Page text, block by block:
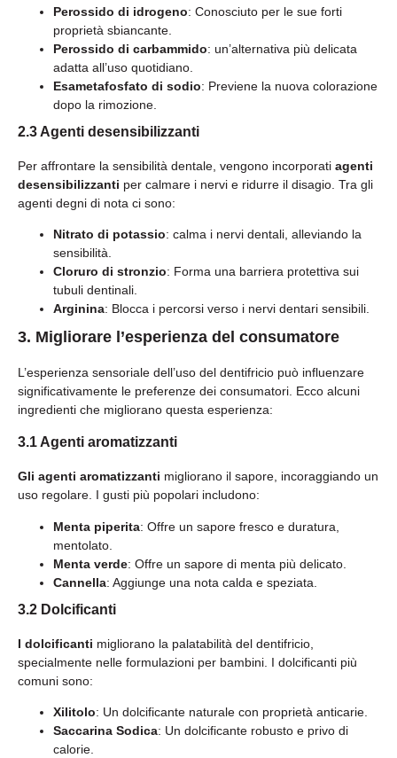
Perossido di idrogeno: Conosciuto per le sue forti
proprietà sbiancante.
Perossido di carbammido: un’alternativa più delicata
adatta all’uso quotidiano.
Esametafosfato di sodio: Previene la nuova colorazione
dopo la rimozione.
2.3 Agenti desensibilizzanti
Per affrontare la sensibilità dentale, vengono incorporati agenti
desensibilizzanti per calmare i nervi e ridurre il disagio. Tra gli
agenti degni di nota ci sono:
Nitrato di potassio: calma i nervi dentali, alleviando la
sensibilità.
Cloruro di stronzio: Forma una barriera protettiva sui
tubuli dentinali.
Arginina: Blocca i percorsi verso i nervi dentari sensibili.
3. Migliorare l’esperienza del consumatore
L’esperienza sensoriale dell’uso del dentifricio può influenzare
significativamente le preferenze dei consumatori. Ecco alcuni
ingredienti che migliorano questa esperienza:
3.1 Agenti aromatizzanti
Gli agenti aromatizzanti migliorano il sapore, incoraggiando un
uso regolare. I gusti più popolari includono:
Menta piperita: Offre un sapore fresco e duratura,
mentolato.
Menta verde: Offre un sapore di menta più delicato.
Cannella: Aggiunge una nota calda e speziata.
3.2 Dolcificanti
I dolcificanti migliorano la palatabilità del dentifricio,
specialmente nelle formulazioni per bambini. I dolcificanti più
comuni sono:
Xilitolo: Un dolcificante naturale con proprietà anticarie.
Saccarina Sodica: Un dolcificante robusto e privo di
calorie.